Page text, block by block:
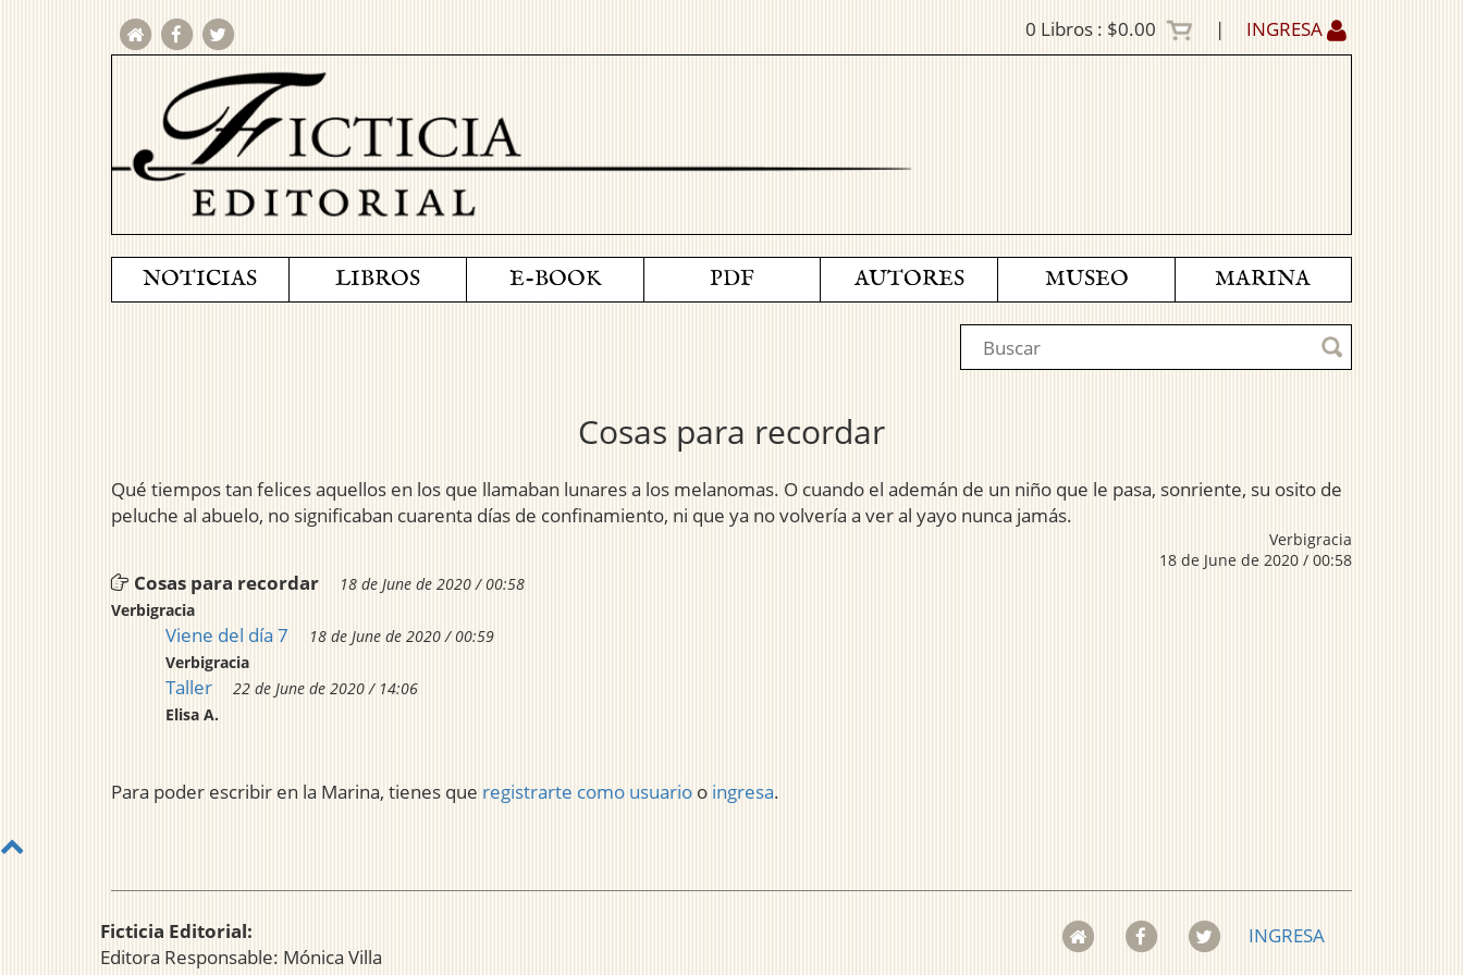
0 Libros : $0.00 | INGRESA
NOTICIAS LIBROS E-BOOK PDF AUTORES MUSEO MARINA
Cosas para recordar
Qué tiempos tan felices aquellos en los que llamaban lunares a los melanomas. O cuando el ademán de un niño que le pasa, sonriente, su osito de
peluche al abuelo, no significaban cuarenta días de confinamiento, ni que ya no volvería a ver al yayo nunca jamás.
Verbigracia
18 de June de 2020 / 00:58
Cosas para recordar
18 de June de 2020 / 00:58
Verbigracia
Viene del día 7
18 de June de 2020 / 00:59
Verbigracia
Taller
22 de June de 2020 / 14:06
Elisa A.
Para poder escribir en la Marina, tienes que registrarte como usuario o ingresa.
Ficticia Editorial:
Editora Responsable: Mónica Villa
INGRESA